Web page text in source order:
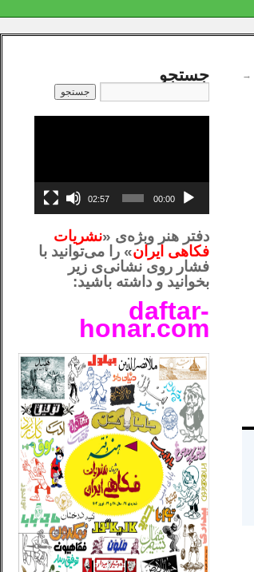
→ جستجو
00:00
02:57
دفتر هنر وبژه‌ی «نشریات
فکاهی ایران» را می‌توانید با
فشار روی نشانی‌ی زیر
بخوانید و داشته باشید:
daftar-
honar.com